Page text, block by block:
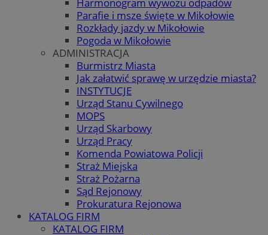
Parafie i msze święte w Mikołowie
Rozkłady jazdy w Mikołowie
Pogoda w Mikołowie
ADMINISTRACJA
Burmistrz Miasta
Jak załatwić sprawę w urzędzie miasta?
INSTYTUCJE
Urząd Stanu Cywilnego
MOPS
Urząd Skarbowy
Urząd Pracy
Komenda Powiatowa Policji
Straż Miejska
Straż Pożarna
Sąd Rejonowy
Prokuratura Rejonowa
KATALOG FIRM
KATALOG FIRM